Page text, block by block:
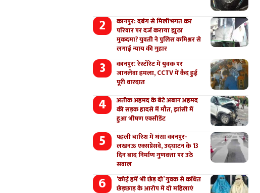
कानपुर: दबंग से मिलीभगत कर
परिवार पर दर्ज कराया झूठा
मुकदमा? युवती ने पुलिस कमिश्नर से
लगाई न्याय की गुहार
कानपुर: रेस्टोरेंट में युवक पर
जानलेवा हमला, CCTV में कैद हुई
पूरी वारदात
अतीक अहमद के बेटे अबान अहमद
की सड़क हादसे में मौत, झांसी में
हुआ भीषण एक्सीडेंट
पहली बारिश में धंसा कानपुर-
लखनऊ एक्सप्रेसवे, उद्घाटन के 13
दिन बाद निर्माण गुणवत्ता पर उठे
सवाल
‘कोई हमें भी छेड़ दो’ युवक से कथित
छेड़छाड़ के आरोप मे दो महिलाएं